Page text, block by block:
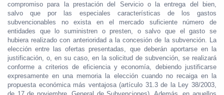
compromiso para la prestación del Servicio o la entrega del bien,
salvo que por las especiales características de los gastos
subvencionables no exista en el mercado suficiente número de
entidades que lo suministren o presten, o salvo que el gasto se
hubiera realizado con anterioridad a la concesión de la subvención. La
elección entre las ofertas presentadas, que deberán aportarse en la
justificación, o, en su caso, en la solicitud de subvención, se realizará
conforme a criterios de eficiencia y economía, debiendo justificarse
expresamente en una memoria la elección cuando no recaiga en la
propuesta económica más ventajosa (artículo 31.3 de la Ley 38/2003,